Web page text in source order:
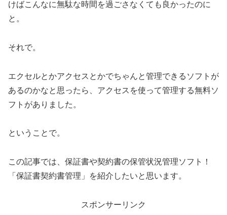
けばこんなに無駄な時間を過ごさなくても良かったのに
と。
それで。
エクセルとかアクセスとかでちゃんと管理できるソフトが
あるのかなと思ったら、アクセスを使って管理する無料ソ
フトがありました。
ということで。
この記事では、保証書や契約書の保管状況管理ソフト！
「保証書契約書管理」を紹介したいと思います。
スポンサーリンク